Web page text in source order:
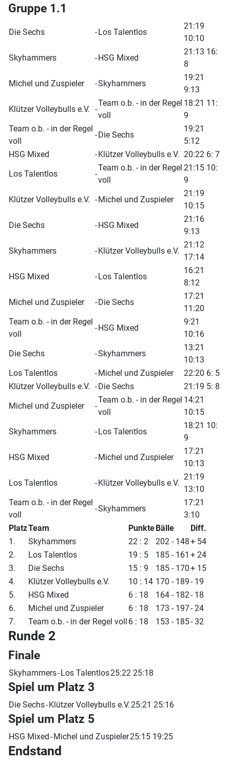
Gruppe 1.1
Die Sechs -Los Talentlos
21:19
10:10
Skyhammers
-HSG Mixed
21:13 16:
8
Michel und Zuspieler
-Skyhammers
19:21
9:13
Klützer Volleybulls e.V. -
Team o.b. - in der Regel
voll
18:21 11:
9
Team o.b. - in der Regel
voll
-Die Sechs
19:21
5:12
HSG Mixed
-Klützer Volleybulls e.V. 20:22 6: 7
Los Talentlos
-
Team o.b. - in der Regel
voll
21:15 10:
9
Klützer Volleybulls e.V. -Michel und Zuspieler
21:19
10:15
Die Sechs
-HSG Mixed
21:16
9:13
Skyhammers
-Klützer Volleybulls e.V.
21:12
17:14
HSG Mixed
-Los Talentlos
16:21
8:12
Michel und Zuspieler
-Die Sechs
17:21
11:20
Team o.b. - in der Regel
voll
-HSG Mixed
9:21
10:16
Die Sechs
-Skyhammers
13:21
10:13
Los Talentlos
-Michel und Zuspieler
22:20 6: 5
Klützer Volleybulls e.V. -Die Sechs
21:19 5: 8
Michel und Zuspieler
-
Team o.b. - in der Regel
voll
14:21
10:15
Skyhammers
-Los Talentlos
18:21 10:
9
HSG Mixed
-Michel und Zuspieler
17:21
10:13
Los Talentlos
-Klützer Volleybulls e.V.
21:19
13:10
Team o.b. - in der Regel
voll
-Skyhammers
17:21
3:10
PlatzTeam PunkteBälle
Diff.
1.
Skyhammers 22 : 2 202 - 148+ 54
2.
Los Talentlos 19 : 5 185 - 161 + 24
3.
Die Sechs 15 : 9 185 - 170+ 15
4.
Klützer Volleybulls e.V. 10 : 14 170 - 189- 19
5.
HSG Mixed 6 : 18 164 - 182- 18
6.
Michel und Zuspieler 6 : 18 173 - 197- 24
7.
Team o.b. - in der Regel voll 6 : 18 153 - 185- 32
Runde 2
Finale
Skyhammers-Los Talentlos25:22 25:18
Spiel um Platz 3
Die Sechs-Klützer Volleybulls e.V.25:21 25:16
Spiel um Platz 5
HSG Mixed-Michel und Zuspieler25:15 19:25
Endstand